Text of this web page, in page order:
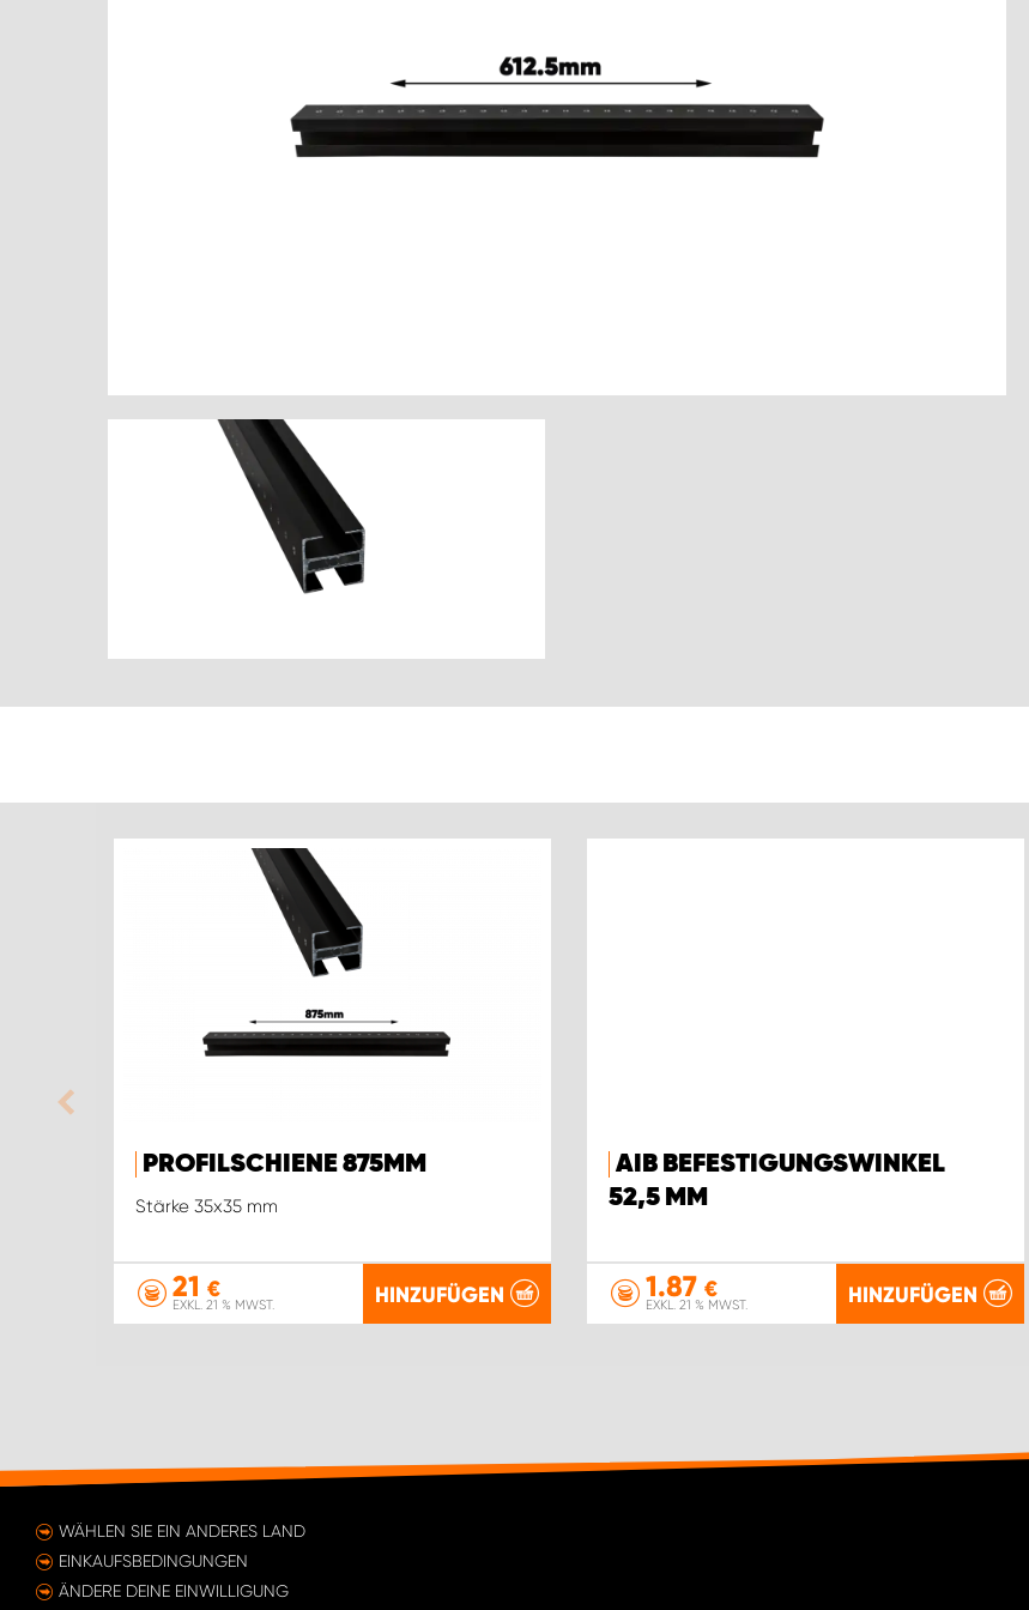
PROFILSCHIENE 875MM
Stärke 35x35 mm
21 €
EXKL. 21 % MWST. HINZUFÜGEN
AIB BEFESTIGUNGSWINKEL
52,5 MM
1.87 €
EXKL. 21 % MWST. HINZUFÜGEN
WÄHLEN SIE EIN ANDERES LAND
EINKAUFSBEDINGUNGEN
ÄNDERE DEINE EINWILLIGUNG